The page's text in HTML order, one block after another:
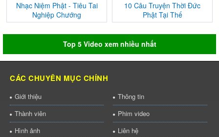
Nhạc Niệm Phật - Tiêu Tai
Nghiệp Chướng
10 Câu Truyện Thời Đức
Phật Tại Thế
Top 5 Video xem nhiều nhất
CÁC CHUYÊN MỤC CHÍNH
Giới thiệu
Thông tin
Thành viên
Phim video
Hình ảnh
Liên hệ